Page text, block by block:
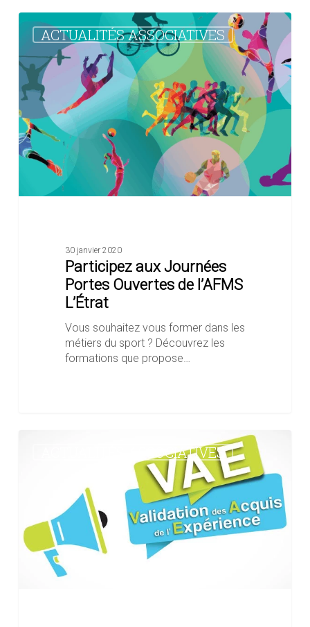
Participez
Journées
Portes
Ouvertes
de
l’AFMS
L’Étrat
ACTUALITÉS ASSOCIATIVES
30 janvier 2020
Participez aux Journées
Portes Ouvertes de l’AFMS
L’Étrat
Vous souhaitez vous former dans les
métiers du sport ? Découvrez les
formations que propose…
l’Expérience
dans
le
ACTUALITÉS ASSOCIATIVES